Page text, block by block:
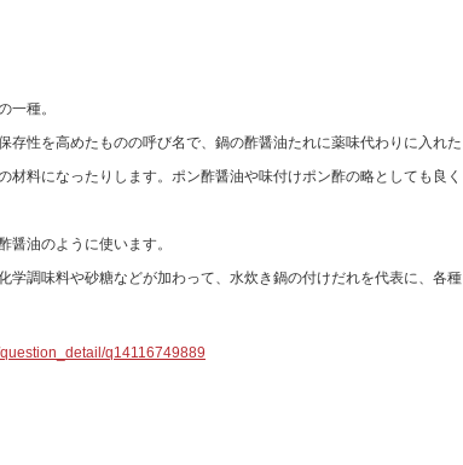
一種。
存性を高めたものの呼び名で、鍋の酢醤油たれに薬味代わりに入れた
材料になったりします。ポン酢醤油や味付けポン酢の略としても良く
醤油のように使います。
学調味料や砂糖などが加わって、水炊き鍋の付けだれを代表に、各種
q14116749889